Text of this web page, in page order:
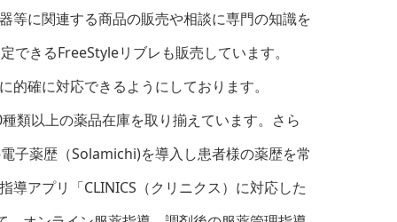
等に関連する商品の販売や相談に専門の知識を
きるFreeStyleリブレも販売しています。
確に対応できるようにしております。
類以上の薬品在庫を取り揃えています。さら
子薬歴（Solamichi)を導入し患者様の薬歴を常
アプリ「CLINICS（クリニクス）に対応した